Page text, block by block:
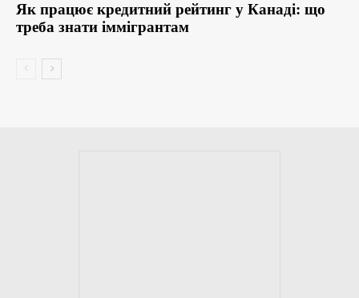
Як працює кредитний рейтинг у Канаді: що
треба знати іммігрантам